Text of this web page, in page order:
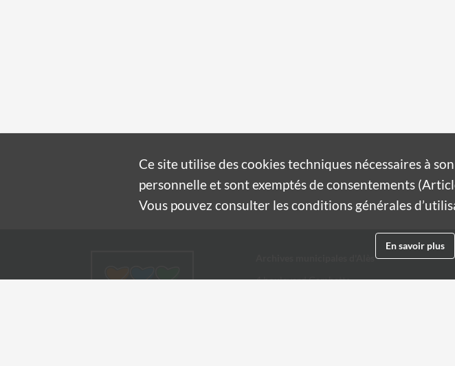
4 boulevard Gambetta
Ce site utilise descookiestechniques nécessaires à
personnelle et sont exemptés de consentements
Vous pouvez consulter les conditions générales
En savoir plus